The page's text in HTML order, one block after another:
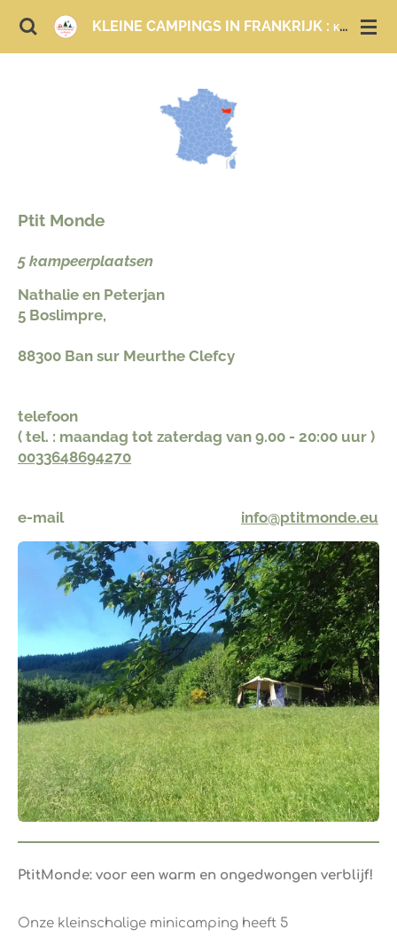
Ga
KLEINE CAMPINGS IN FRANKRIJK : KAMPEREN EN LOGEREN
Ptit Monde
5 kampeerplaatsen
Nathalie en Peterjan
5 Boslimpre,
88300 Ban sur Meurthe Clefcy
telefoon
​( tel. : maandag tot zaterdag van 9.00 - 20:00 uur )
0033648694270
e-mail info@ptitmonde.eu
PtitMonde: voor een warm en ongedwongen verblijf!
Onze kleinschalige minicamping heeft 5